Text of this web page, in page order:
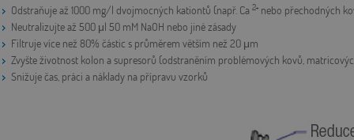
Odstraňuje až 1000 mg/l dvojmocných kationtů (např. Ca 2+ nebo přechodných
Neutralizujte až 500 μl 50 mM NaOH nebo jiné zásady
Filtruje více než 80% částic s průměrem větším než 20 μm
Zvyšte životnost kolon a supresorů (odstraněním problémových kovů,
Snižuje čas, práci a náklady na přípravu vzorků